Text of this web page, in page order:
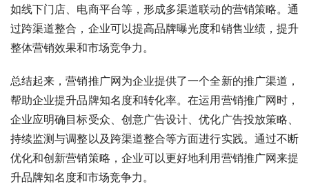
如线下门店、电商平台等，形成多渠道联动的营销策略。通
过跨渠道整合，企业可以提高品牌曝光度和销售业绩，提升
整体营销效果和市场竞争力。
总结起来，营销推广网为企业提供了一个全新的推广渠道，
帮助企业提升品牌知名度和转化率。在运用营销推广网时，
企业应明确目标受众、创意广告设计、优化广告投放策略、
持续监测与调整以及跨渠道整合等方面进行实践。通过不断
优化和创新营销策略，企业可以更好地利用营销推广网来提
升品牌知名度和市场竞争力。